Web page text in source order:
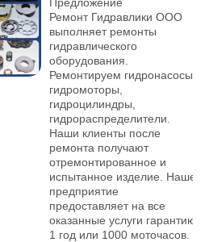
Ремонт Гидравлики ООО
выполняет ремонты
гидравлического
оборудования.
Ремонтируем гидронасосы,
гидромоторы,
гидроцилиндры,
гидрораспределители.
Наши клиенты после
ремонта получают
отремонтированное и
испытанное изделие. Наше
предприятие
предоставляет на все
оказанные услуги гарантию
1 год или 1000 моточасов.